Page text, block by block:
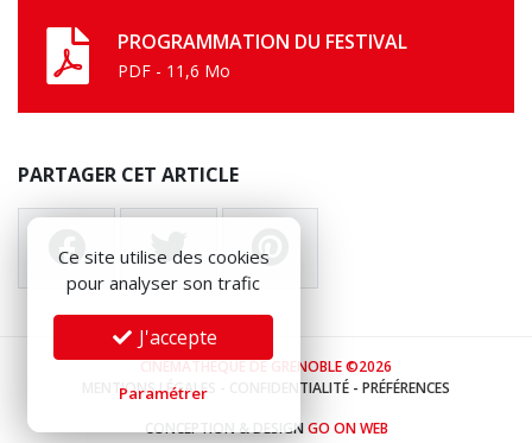
PROGRAMMATION DU FESTIVAL
PDF - 11,6 Mo
PARTAGER CET ARTICLE
CINÉMATHÈQUE DE GRENOBLE ©2026
MENTIONS LÉGALES
CONFIDENTIALITÉ - PRÉFÉRENCES
CONCEPTION & DESIGN GO ON WEB
Ce site utilise des cookies
pour analyser son trafic
J'accepte
Paramétrer